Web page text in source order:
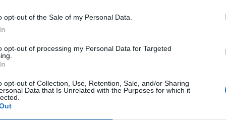
opt-out of the Sale of my Personal Data.
opt-out of processing my Personal Data for Targeted
opt-out of Collection, Use, Retention, Sale, and/or Sharing
Data that Is Unrelated with the Purposes for which it